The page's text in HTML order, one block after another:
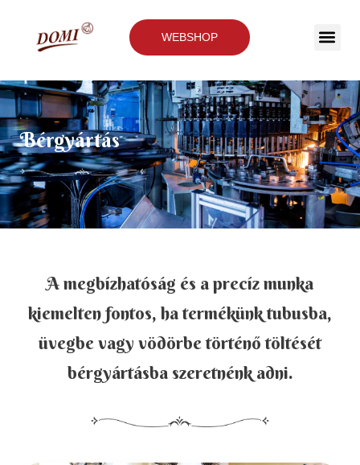
WEBSHOP
Bérgyártás
A megbízhatóság és a precíz munka
kiemelten fontos, ha termékünk tubusba,
üvegbe vagy vödörbe történő töltését
bérgyártásba szeretnénk adni.